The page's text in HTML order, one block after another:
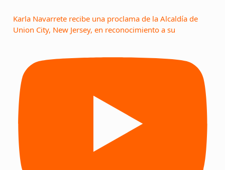
Karla Navarrete recibe una proclama de la Alcaldía de
Union City, New Jersey, en reconocimiento a su